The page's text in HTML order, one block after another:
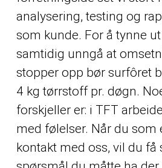
analysering, testing og
som kunde. For å tynne
samtidig unngå at
stopper opp bør surfôret
4 kg tørrstoff pr. døgn.
forskjeller er: i TFT
med følelser. Når du som
kontakt med oss, vil du få